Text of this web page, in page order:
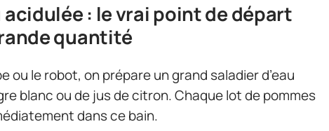
: le vrai point de départ
quantité
ou le robot, on prépare un grand saladier d’eau
blanc ou de jus de citron. Chaque lot de pommes
dans ce bain.